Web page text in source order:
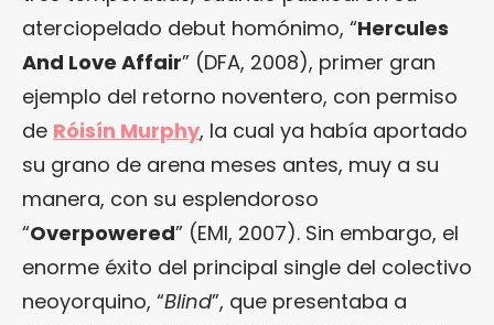
aterciopelado debut homónimo, “Hercules
And Love Affair” (DFA, 2008), primer gran
ejemplo del retorno noventero, con permiso
de Róisín Murphy, la cual ya había aportado
su grano de arena meses antes, muy a su
manera, con su esplendoroso
“Overpowered” (EMI, 2007). Sin embargo, el
enorme éxito del principal single del colectivo
neoyorquino, “Blind”, que presentaba a